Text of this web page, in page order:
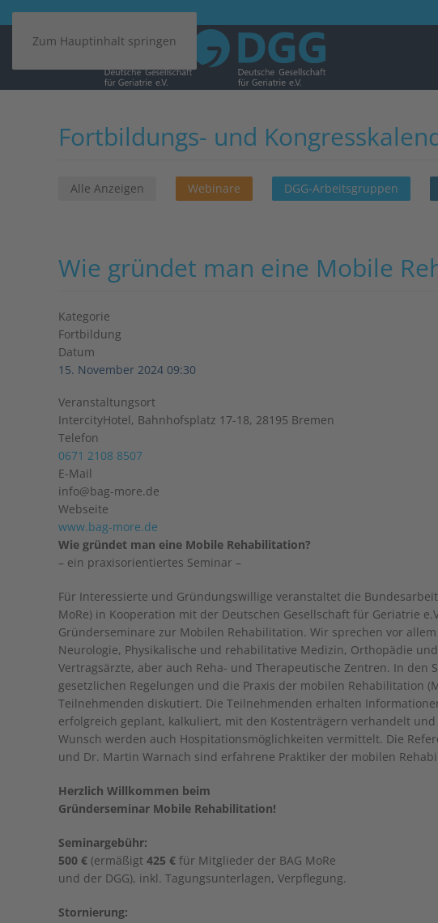
Zum Hauptinhalt springen
Fortbildungs- und
Alle Anzeigen Webinare DGG-Arbeitsgruppen
Wie gründet man eine Mobile
Kategorie
Fortbildung
Datum
15. November 2024 09:30
Veranstaltungsort
IntercityHotel, Bahnhofsplatz 17-18, 28195 Bremen
Telefon
0671 2108 8507
E-Mail
info@bag-more.de
Webseite
www.bag-more.de
Wie gründet man eine Mobile Rehabilitation?
– ein praxisorientiertes Seminar –
Für Interessierte und Gründungswillige veranstaltet die
MoRe) in Kooperation mit der Deutschen Gesellschaft für Geriatrie
Gründerseminare zur Mobilen Rehabilitation. Wir sprechen vor
Neurologie, Physikalische und rehabilitative Medizin, Orthopädie
Vertragsärzte, aber auch Reha- und Therapeutische Zentren. In den
gesetzlichen Regelungen und die Praxis der mobilen Rehabilitation
Teilnehmenden diskutiert. Die Teilnehmenden erhalten
erfolgreich geplant, kalkuliert, mit den Kostenträgern verhandelt
Wunsch werden auch Hospitationsmöglichkeiten vermittelt. Die
und Dr. Martin Warnach sind erfahrene Praktiker der mobilen
Herzlich Willkommen beim
Gründerseminar Mobile Rehabilitation!
Seminargebühr:
500 € (ermäßigt 425 € für Mitglieder der BAG MoRe
und der DGG), inkl. Tagungsunterlagen, Verpflegung.
Stornierung: